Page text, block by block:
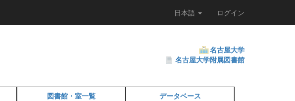
日本語 ログイン
名古屋大学
名古屋大学附属図書館
図書館・室一覧 データベース